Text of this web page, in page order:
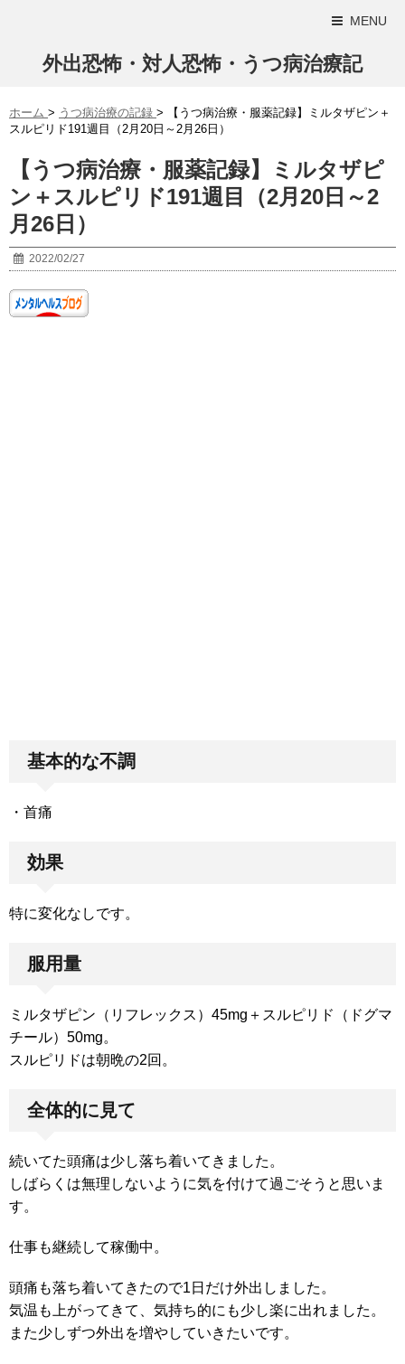
MENU
外出恐怖・対人恐怖・うつ病治療記
ホーム > うつ病治療の記録 >
【うつ病治療・服薬記録】ミルタザピン＋
スルピリド191週目（2月20日～2月26日）
【うつ病治療・服薬記録】ミルタザピ
ン＋スルピリド191週目（2月20日～2
月26日）
2022/02/27
基本的な不調
・首痛
効果
特に変化なしです。
服用量
ミルタザピン（リフレックス）45mg＋スルピリド（ドグマ
チール）50mg。
スルピリドは朝晩の2回。
全体的に見て
続いてた頭痛は少し落ち着いてきました。
しばらくは無理しないように気を付けて過ごそうと思いま
す。
仕事も継続して稼働中。
頭痛も落ち着いてきたので1日だけ外出しました。
気温も上がってきて、気持ち的にも少し楽に出れました。
また少しずつ外出を増やしていきたいです。